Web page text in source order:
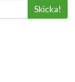
Skicka!